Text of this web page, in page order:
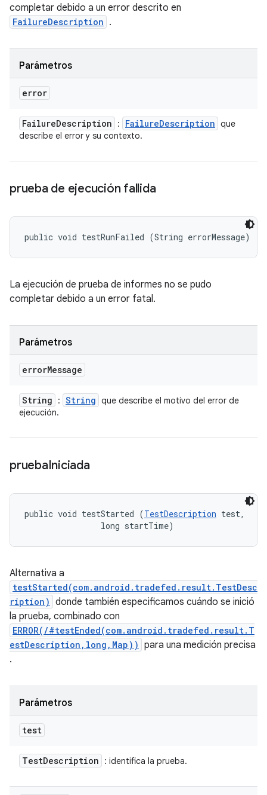
completar debido a un error descrito en
FailureDescription .
Parámetros
error
FailureDescription : FailureDescription que
describe el error y su contexto.
prueba de ejecución fallida
public void testRunFailed (String errorMessage)
La ejecución de prueba de informes no se pudo
completar debido a un error fatal.
Parámetros
errorMessage
String : String que describe el motivo del error de
ejecución.
pruebaIniciada
public void testStarted (TestDescription test,
                long startTime)
Alternativa a
testStarted(com.android.tradefed.result.TestDesc
ription) donde también especificamos cuándo se inició
la prueba, combinado con
ERROR(/#testEnded(com.android.tradefed.result.T
estDescription,long,Map)) para una medición precisa
.
Parámetros
test
TestDescription : identifica la prueba.